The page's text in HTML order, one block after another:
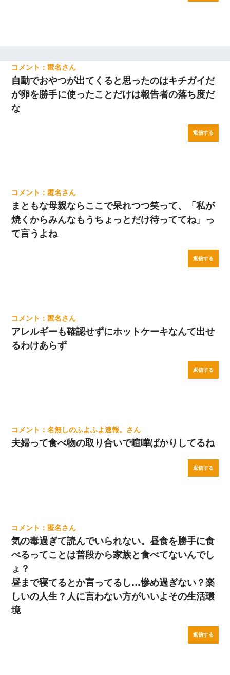
匿名
自動でおやつが出てくると思ったのはキチガイだ
が卵を勝手に使ったことだけは報告者の落ち度だ
な
返信する
匿名
まともな母親ならここで呆れつつ笑って、「私が
焼くからみんなもうちょっとだけ待っててね」っ
て言うよね
返信する
匿名
アレルギーも確認せずにホットケーキなんて出せ
るわけあらず
返信する
名無しのふよふよ速報。
夫婦って食べ物の取り合いで喧嘩ばかりしてるね
返信する
匿名
気の毒過ぎて読んでいられない。昼食を勝手に食
べるってことは普段から家族と食べてないんでし
ょ？
昼まで寝てるとか言ってるし…惨め過ぎない？楽
しいの人生？人に言わない方がいいよその生活環
境
返信する